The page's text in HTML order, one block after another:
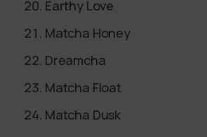
Earthy Love
Matcha Honey
Dreamcha
Matcha Float
Matcha Dusk